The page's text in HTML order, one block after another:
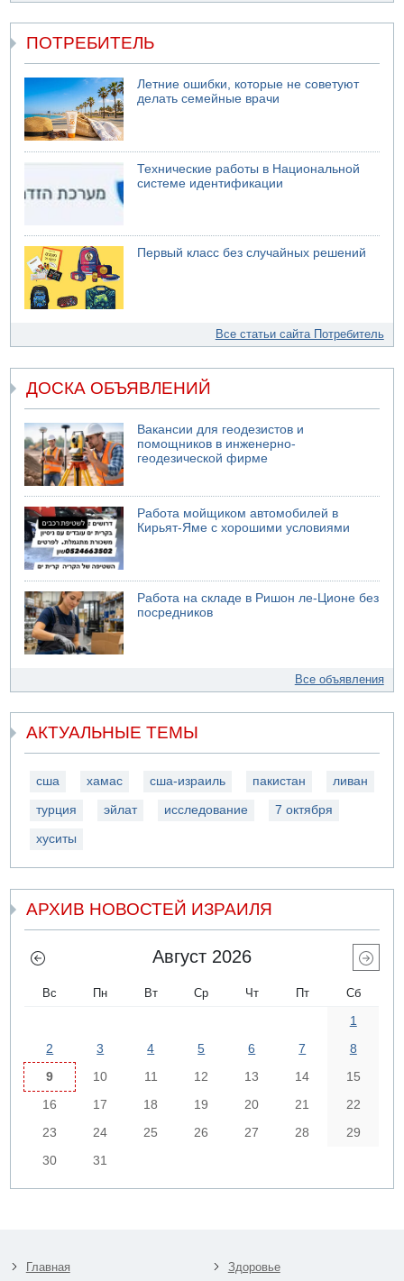
ПОТРЕБИТЕЛЬ
Летние ошибки, которые не советуют
делать семейные врачи
Технические работы в Национальной
системе идентификации
Первый класс без случайных решений
Все статьи сайта Потребитель
ДОСКА ОБЪЯВЛЕНИЙ
Вакансии для геодезистов и
помощников в инженерно-
геодезической фирме
Работа мойщиком автомобилей в
Кирьят-Яме с хорошими условиями
Работа на складе в Ришон ле-Ционе без
посредников
Все объявления
АКТУАЛЬНЫЕ ТЕМЫ
сша хамас сша-израиль пакистан ливан
турция эйлат исследование 7 октября
хуситы
АРХИВ НОВОСТЕЙ ИЗРАИЛЯ
Август 2026
Вс Пн Вт Ср Чт Пт Сб
1
2
3 4 5 6 7
8
9
10 11 12 13 14
15
16
17 18 19 20 21
22
23
24 25 26 27 28
29
30
31
Главная Здоровье